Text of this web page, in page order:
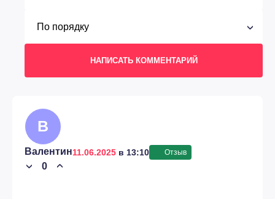
НАПИСАТЬ КОММЕНТАРИЙ
В
Валентин11.06.2025 в 13:10 Отзыв
› 0 ›